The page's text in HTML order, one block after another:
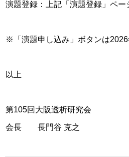
演題登録：上記「演題登録」ペー
※「演題申し込み」ボタンは2026
以上
第105回大阪透析研究会
会長 長門谷 克之